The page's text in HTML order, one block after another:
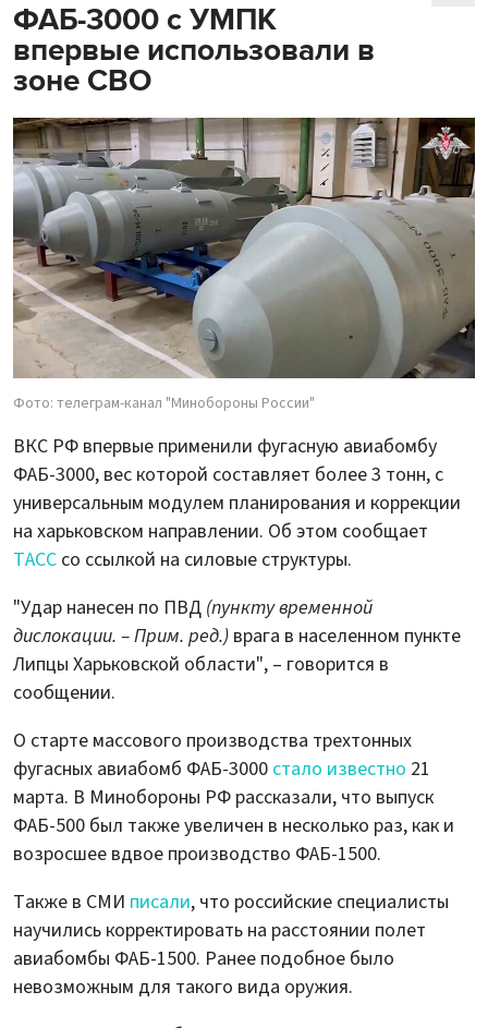
ФАБ-3000 с УМПК
впервые использовали в
зоне СВО
Фото: телеграм-канал "Минобороны России"
ВКС РФ впервые применили фугасную авиабомбу
ФАБ-3000, вес которой составляет более 3 тонн, с
универсальным модулем планирования и коррекции
на харьковском направлении. Об этом сообщает
ТАСС со ссылкой на силовые структуры.
"Удар нанесен по ПВД (пункту временной
дислокации. – Прим. ред.) врага в населенном пункте
Липцы Харьковской области", – говорится в
сообщении.
О старте массового производства трехтонных
фугасных авиабомб ФАБ-3000 стало известно 21
марта. В Минобороны РФ рассказали, что выпуск
ФАБ-500 был также увеличен в несколько раз, как и
возросшее вдвое производство ФАБ-1500.
Также в СМИ писали, что российские специалисты
научились корректировать на расстоянии полет
авиабомбы ФАБ-1500. Ранее подобное было
невозможным для такого вида оружия.